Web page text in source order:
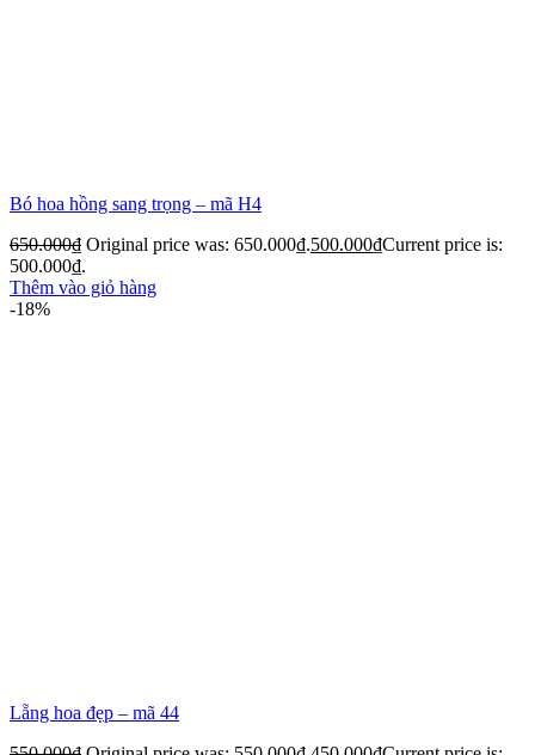
Bó hoa hồng sang trọng – mã H4
650.000₫ Original price was: 650.000₫.500.000₫Current price is:
500.000₫.
Thêm vào giỏ hàng
-18%
Lẵng hoa đẹp – mã 44